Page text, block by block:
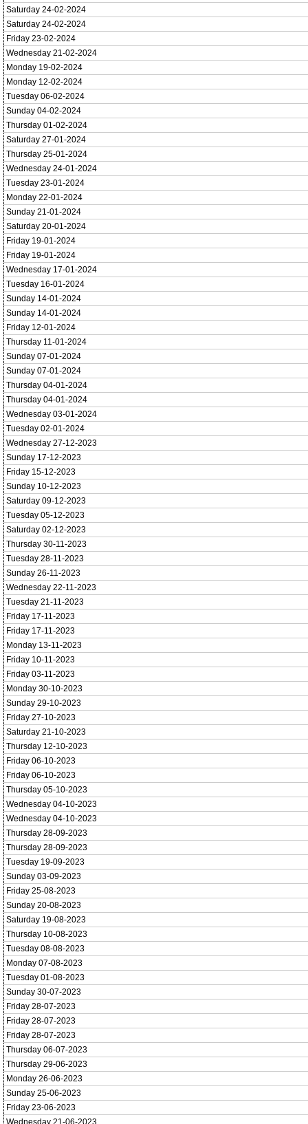
Saturday 24-02-2024
Saturday 24-02-2024
Friday 23-02-2024
Wednesday 21-02-2024
Monday 19-02-2024
Monday 12-02-2024
Tuesday 06-02-2024
Sunday 04-02-2024
Thursday 01-02-2024
Saturday 27-01-2024
Thursday 25-01-2024
Wednesday 24-01-2024
Tuesday 23-01-2024
Monday 22-01-2024
Sunday 21-01-2024
Saturday 20-01-2024
Friday 19-01-2024
Friday 19-01-2024
Wednesday 17-01-2024
Tuesday 16-01-2024
Sunday 14-01-2024
Sunday 14-01-2024
Friday 12-01-2024
Thursday 11-01-2024
Sunday 07-01-2024
Sunday 07-01-2024
Thursday 04-01-2024
Thursday 04-01-2024
Wednesday 03-01-2024
Tuesday 02-01-2024
Wednesday 27-12-2023
Sunday 17-12-2023
Friday 15-12-2023
Sunday 10-12-2023
Saturday 09-12-2023
Tuesday 05-12-2023
Saturday 02-12-2023
Thursday 30-11-2023
Tuesday 28-11-2023
Sunday 26-11-2023
Wednesday 22-11-2023
Tuesday 21-11-2023
Friday 17-11-2023
Friday 17-11-2023
Monday 13-11-2023
Friday 10-11-2023
Friday 03-11-2023
Monday 30-10-2023
Sunday 29-10-2023
Friday 27-10-2023
Saturday 21-10-2023
Thursday 12-10-2023
Friday 06-10-2023
Friday 06-10-2023
Thursday 05-10-2023
Wednesday 04-10-2023
Wednesday 04-10-2023
Thursday 28-09-2023
Thursday 28-09-2023
Tuesday 19-09-2023
Sunday 03-09-2023
Friday 25-08-2023
Sunday 20-08-2023
Saturday 19-08-2023
Thursday 10-08-2023
Tuesday 08-08-2023
Monday 07-08-2023
Tuesday 01-08-2023
Sunday 30-07-2023
Friday 28-07-2023
Friday 28-07-2023
Friday 28-07-2023
Thursday 06-07-2023
Thursday 29-06-2023
Monday 26-06-2023
Sunday 25-06-2023
Friday 23-06-2023
Wednesday 21-06-2023